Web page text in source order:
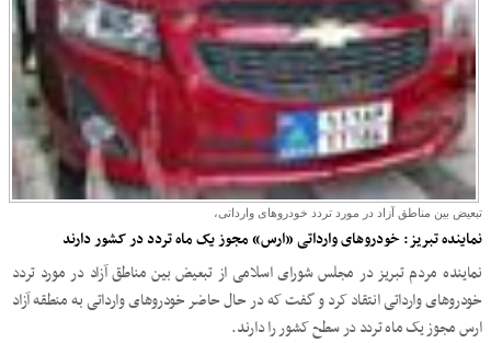
تبعیض بین مناطق آزاد در مورد تردد خودروهای وارداتی،
نماینده تبریز: خودروهای وارداتی «ارس» مجوز یک ماه تردد در کشور دارند
نماینده مردم تبریز در مجلس شورای اسلامی از تبعیض بین مناطق آزاد در مورد تردد
خودروهای وارداتی انتقاد کرد و گفت که در حال حاضر خودروهای وارداتی به منطقه آزاد
ارس مجوز یک ماه تردد در سطح کشور را دارند.